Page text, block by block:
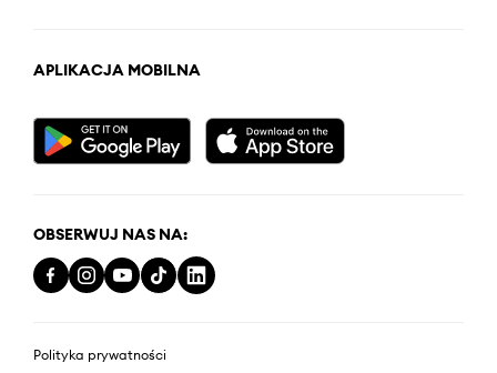
APLIKACJA MOBILNA
OBSERWUJ NAS NA:
Polityka prywatności